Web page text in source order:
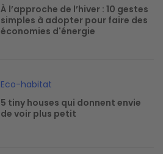
À l’approche de l’hiver : 10 gestes
simples à adopter pour faire des
économies d'énergie
Eco-habitat
5 tiny houses qui donnent envie
de voir plus petit